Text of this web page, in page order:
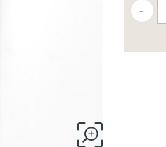
-